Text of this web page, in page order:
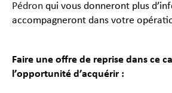
Pédron qui vous donneront plus
accompagneront dans votre
Faire une offre de reprise dans ce
l’opportunité d’acquérir :